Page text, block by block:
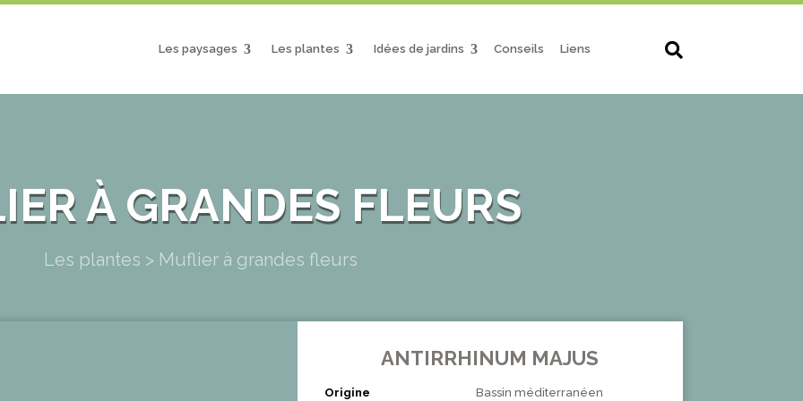
Les paysages Les plantes Idées de jardins Conseils Liens
À GRANDES FLEURS
Les plantes > Muflier à grandes fleurs
ANTIRRHINUM MAJUS
Origine Bassin méditerranéen